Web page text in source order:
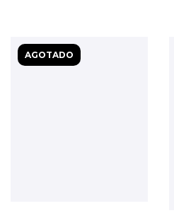
AGOTADO